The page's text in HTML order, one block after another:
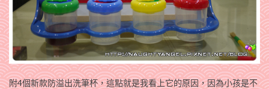
附4個新款防溢出洗筆杯，這點就是我看上它的原因，因為小孩是不